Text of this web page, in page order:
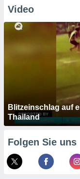
Video
Blitzeinschlag auf
Thailand
Folgen Sie uns